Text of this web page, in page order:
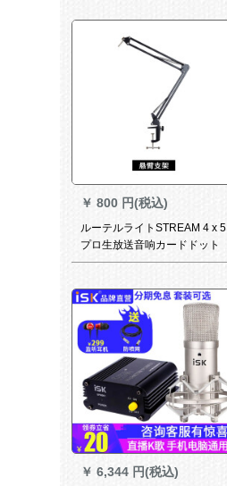
￥ 800 円(税込)
ルーテルライトSTREAM 4 x 5
プロ生放送音响カードドット
コム外付けUSBパソコン录音
标准配信
￥ 6,344 円(税込)